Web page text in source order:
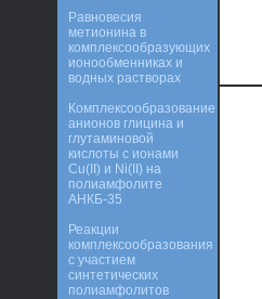
Равновесия
метионина в
комплексообразующих
ионообменниках и
водных растворах
Комплексообразование
анионов глицина и
глутаминовой
кислоты с ионами
Cu(II) и Ni(II) на
полиамфолите
АНКБ-35
Реакции
комплексообразования
с участием
синтетических
полиамфолитов